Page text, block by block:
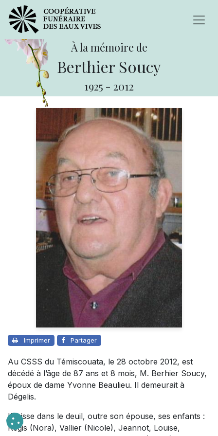
À la mémoire de
Berthier Soucy
1925 - 2012
Imprimer Partager
Au CSSS du Témiscouata, le 28 octobre 2012, est
décédé à l’âge de 87 ans et 8 mois, M. Berhier Soucy,
époux de dame Yvonne Beaulieu. Il demeurait à
Dégelis.
Il laisse dans le deuil, outre son épouse, ses enfants :
Régis (Nora), Vallier (Nicole), Jeannot, Louise,